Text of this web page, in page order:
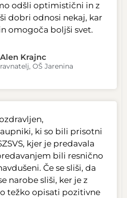
odšli optimistični in z
dobri odnosi nekaj, kar
omogoča boljši svet.
Alen Krajnc
ravnatelj, OŠ Jarenina
ki so bili prisotni
kjer je predavala
bili resnično
Če se sliši, da
narobe sliši, ker je z
težko opisati pozitivne